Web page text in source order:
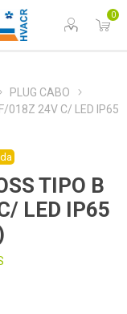
0
PLUG CABO
018Z 24V C/ LED IP65
TIPO B
LED IP65